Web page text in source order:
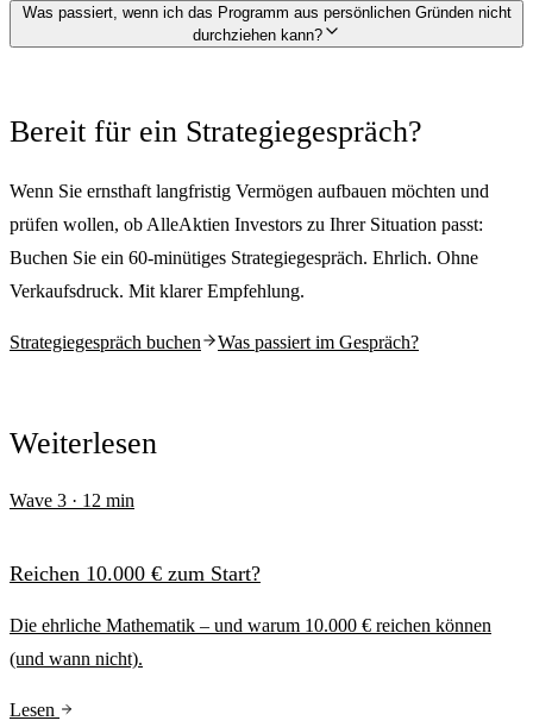
Was passiert, wenn ich das Programm aus persönlichen Gründen nicht
durchziehen kann?
Bereit für ein Strategiegespräch?
Wenn Sie ernsthaft langfristig Vermögen aufbauen möchten und
prüfen wollen, ob AlleAktien Investors zu Ihrer Situation passt:
Buchen Sie ein 60-minütiges Strategiegespräch. Ehrlich. Ohne
Verkaufsdruck. Mit klarer Empfehlung.
Strategiegespräch buchen Was passiert im Gespräch?
Weiterlesen
Wave 3 · 12 min
Reichen 10.000 € zum Start?
Die ehrliche Mathematik – und warum 10.000 € reichen können
(und wann nicht).
Lesen